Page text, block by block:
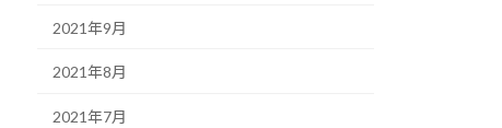
2021年9月
2021年8月
2021年7月